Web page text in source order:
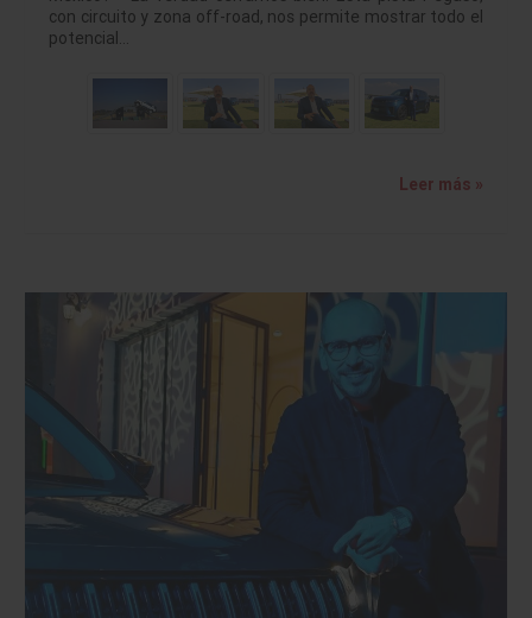
con circuito y zona off-road, nos permite mostrar todo el
potencial…
Leer más »